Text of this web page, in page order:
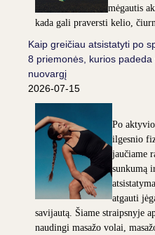
mėgautis
kada gali praversti kelio,
Kaip greičiau atsistatyti po
8 priemonės, kurios
nuovargį
2026-07-15
Po
ilgesnio
jaučiame
sunkumą
atgauti
savijautą. Šiame straipsnyje
naudingi masažo volai,